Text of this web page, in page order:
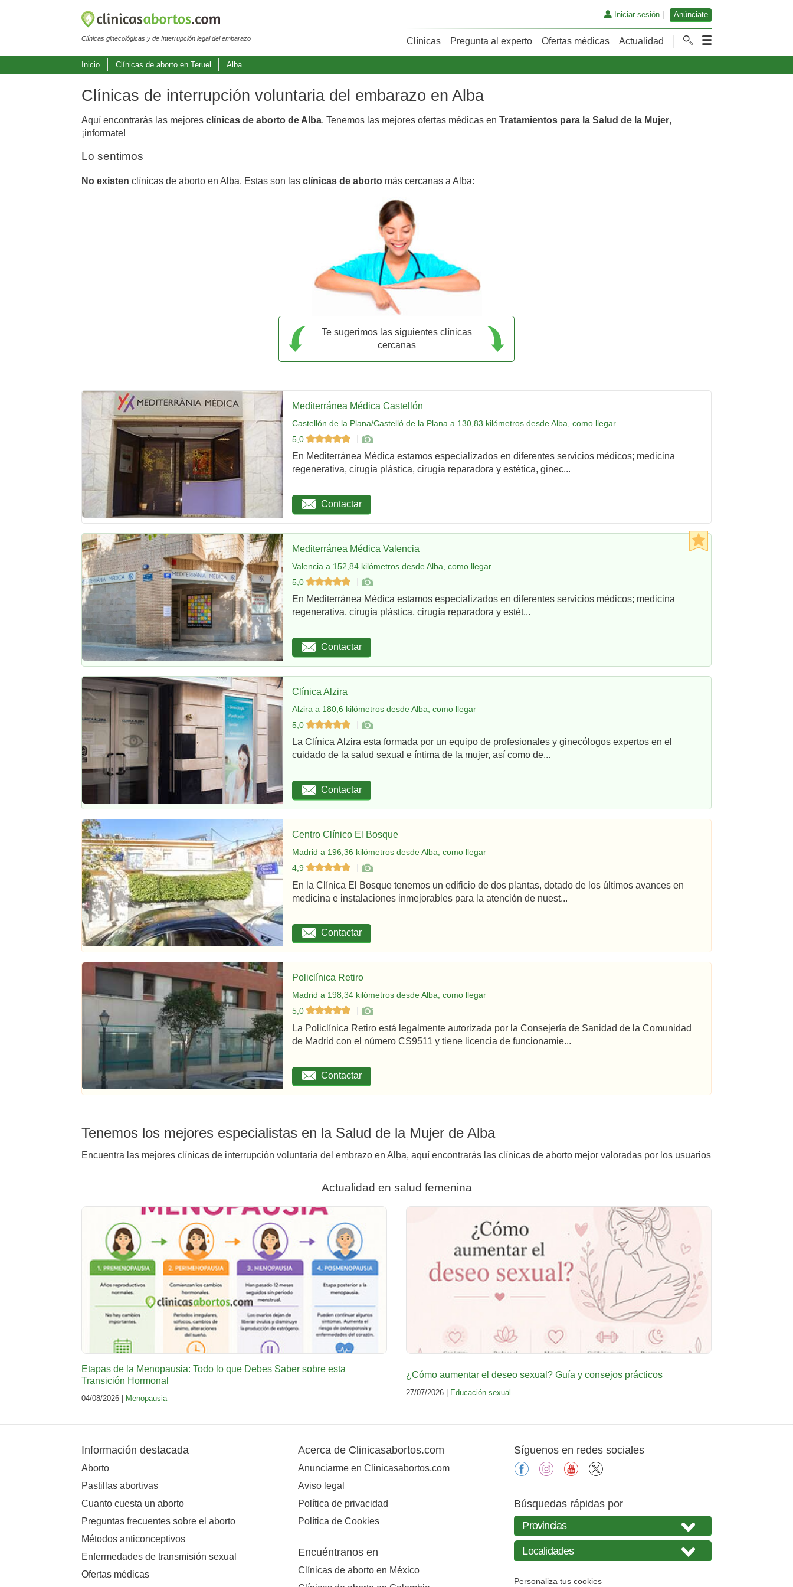
Clínicas ginecológicas y de Interrupción legal del embarazo
Iniciar sesión| Anúnciate
Clínicas Pregunta al experto Ofertas médicas Actualidad
Inicio Clínicas de aborto en Teruel Alba
Clínicas de interrupción voluntaria del embarazo en Alba
Aquí encontrarás las mejores clínicas de aborto de Alba. Tenemos las mejores ofertas médicas en Tratamientos para la Salud de la Mujer,
¡informate!
Lo sentimos
No existen clínicas de aborto en Alba. Estas son las clínicas de aborto más cercanas a Alba:
Te sugerimos las siguientes clínicas
cercanas
Mediterránea Médica Castellón
Castellón de la Plana/Castelló de la Plana a 130,83 kilómetros desde Alba, como llegar
5,0
En Mediterránea Médica estamos especializados en diferentes servicios médicos; medicina
regenerativa, cirugía plástica, cirugía reparadora y estética, ginec...
Contactar
Mediterránea Médica Valencia
Valencia a 152,84 kilómetros desde Alba, como llegar
5,0
En Mediterránea Médica estamos especializados en diferentes servicios médicos; medicina
regenerativa, cirugía plástica, cirugía reparadora y estét...
Contactar
Clínica Alzira
Alzira a 180,6 kilómetros desde Alba, como llegar
5,0
La Clínica Alzira esta formada por un equipo de profesionales y ginecólogos expertos en el
cuidado de la salud sexual e íntima de la mujer, así como de...
Contactar
Centro Clínico El Bosque
Madrid a 196,36 kilómetros desde Alba, como llegar
4,9
En la Clínica El Bosque tenemos un edificio de dos plantas, dotado de los últimos avances en
medicina e instalaciones inmejorables para la atención de nuest...
Contactar
Policlínica Retiro
Madrid a 198,34 kilómetros desde Alba, como llegar
5,0
La Policlínica Retiro está legalmente autorizada por la Consejería de Sanidad de la Comunidad
de Madrid con el número CS9511 y tiene licencia de funcionamie...
Contactar
Tenemos los mejores especialistas en la Salud de la Mujer de Alba
Encuentra las mejores clínicas de interrupción voluntaria del embrazo en Alba, aquí encontrarás las clínicas de aborto mejor valoradas por los usuarios
Actualidad en salud femenina
Etapas de la Menopausia: Todo lo que Debes Saber sobre esta
Transición Hormonal
04/08/2026 | Menopausia
¿Cómo aumentar el deseo sexual? Guía y consejos prácticos
27/07/2026 | Educación sexual
Información destacada
Aborto
Pastillas abortivas
Cuanto cuesta un aborto
Preguntas frecuentes sobre el aborto
Métodos anticonceptivos
Enfermedades de transmisión sexual
Ofertas médicas
Acerca de Clinicasabortos.com
Anunciarme en Clinicasabortos.com
Aviso legal
Política de privacidad
Política de Cookies
Encuéntranos en
Clínicas de aborto en México
Síguenos en redes sociales
facebookinstagramyoutube
Búsquedas rápidas por
Personaliza tus cookies